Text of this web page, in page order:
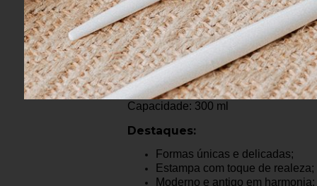
Material: Porcelana
Conteúdo: 1 Caneca sem Alça
Quantidade de Peças: 01 Peça
Medidas: Ø 8 cm - A 9 cm
Capacidade: 300 ml
Destaques:
Formas únicas e delicadas;
Estampa com toque de realeza;
Moderno e antigo em harmonia;